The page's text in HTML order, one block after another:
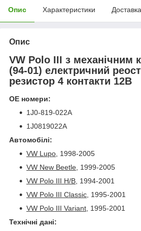
Опис Характеристики Доставка
Опис
VW Polo III з механічним
(94-01) електричний
резистор 4 контакти 12В
ОЕ номери:
1J0-819-022A
1J0819022A
Автомобілі:
VW Lupo, 1998-2005
VW New Beetle, 1999-2005
VW Polo III H/B, 1994-2001
VW Polo III Classic, 1995-2001
VW Polo III Variant, 1995-2001
Технічні дані: